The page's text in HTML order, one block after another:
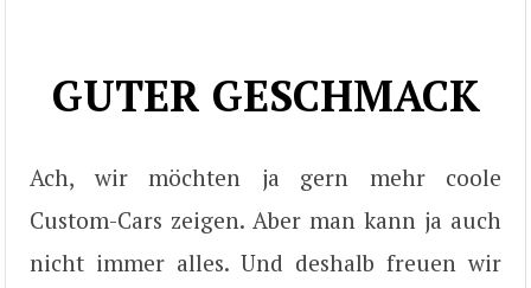
GUTER GESCHMACK
Ach, wir möchten ja gern mehr coole
Custom-Cars zeigen. Aber man kann ja auch
nicht immer alles. Und deshalb freuen wir